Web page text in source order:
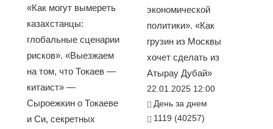
«Как могут вымереть
казахстанцы:
глобальные сценарии
рисков». «Выезжаем
на том, что Токаев —
китаист» —
Сыроежкин о Токаеве
и Си, секретных
экономической
политики». «Как
грузин из Москвы
хочет сделать из
Атырау Дубай»
22.01.2025 12:00
День за днем
1119 (40257)